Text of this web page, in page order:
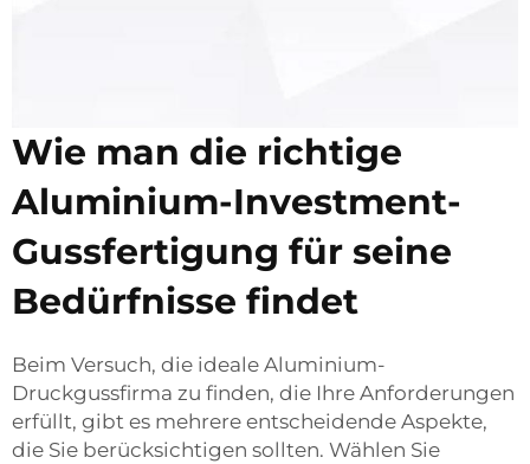
Wie man die richtige
Aluminium-Investment-
Gussfertigung für seine
Bedürfnisse findet
Beim Versuch, die ideale Aluminium-
Druckgussfirma zu finden, die Ihre Anforderungen
erfüllt, gibt es mehrere entscheidende Aspekte,
die Sie berücksichtigen sollten. Wählen Sie